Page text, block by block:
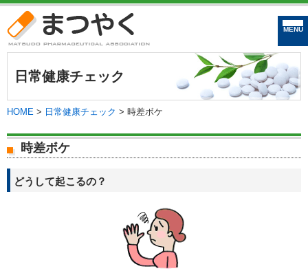
まつやく｜松戸市
日常健康チェック
HOME > 日常健康チェック > 時差ボケ
時差ボケ
どうして起こるの？